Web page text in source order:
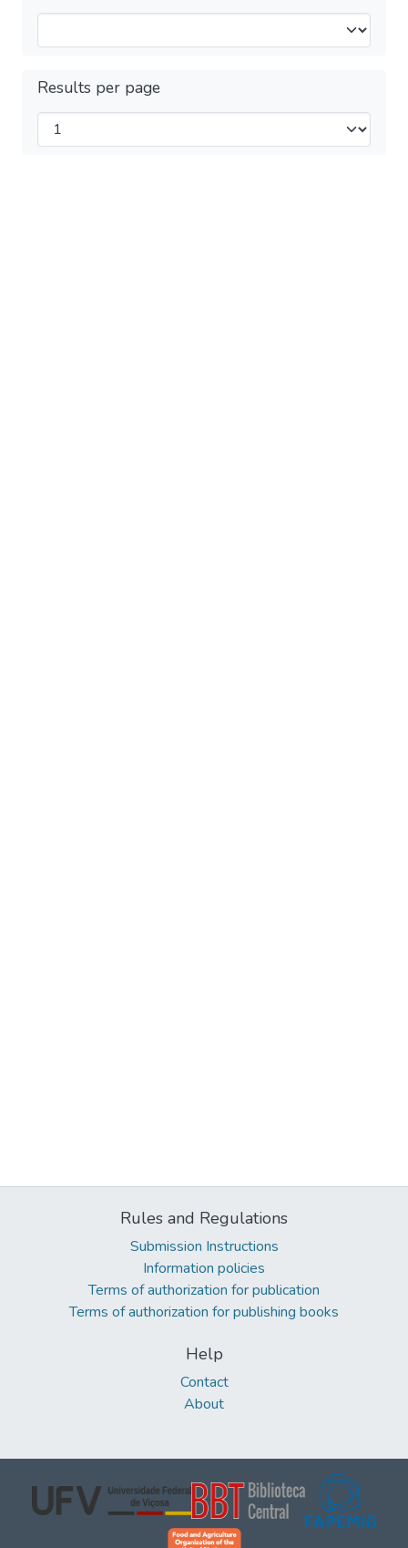
Results per page
Rules and Regulations
Submission Instructions
Information policies
Terms of authorization for publication
Terms of authorization for publishing books
Help
Contact
About